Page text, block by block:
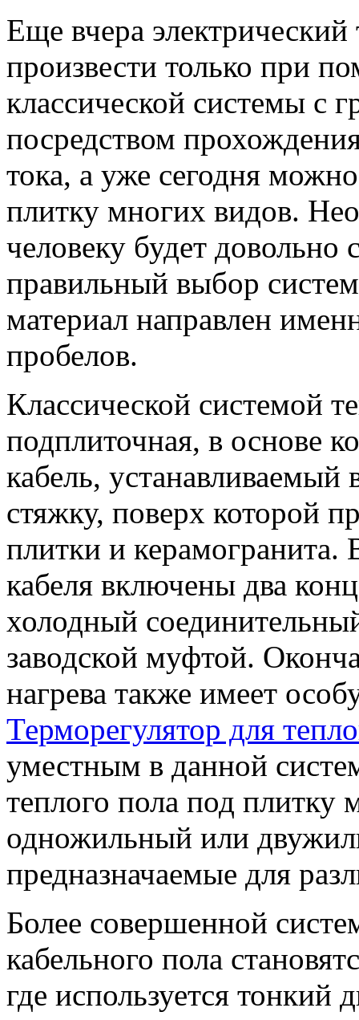
Еще вчера
произвести только при
классической системы с
посредством
тока, а уже сегодня
плитку многих видов.
человеку будет
правильный выбор
материал направлен
пробелов.
Классической системой
подплиточная, в основе
кабель,
стяжку, поверх которой
плитки и керамогранита.
кабеля включены два
холодный
заводской муфтой.
нагрева также имеет
Терморегулятор для
уместным в данной
теплого пола под плитку
одножильный или
предназначаемые для
Более совершенной
кабельного пола
где используется тонкий